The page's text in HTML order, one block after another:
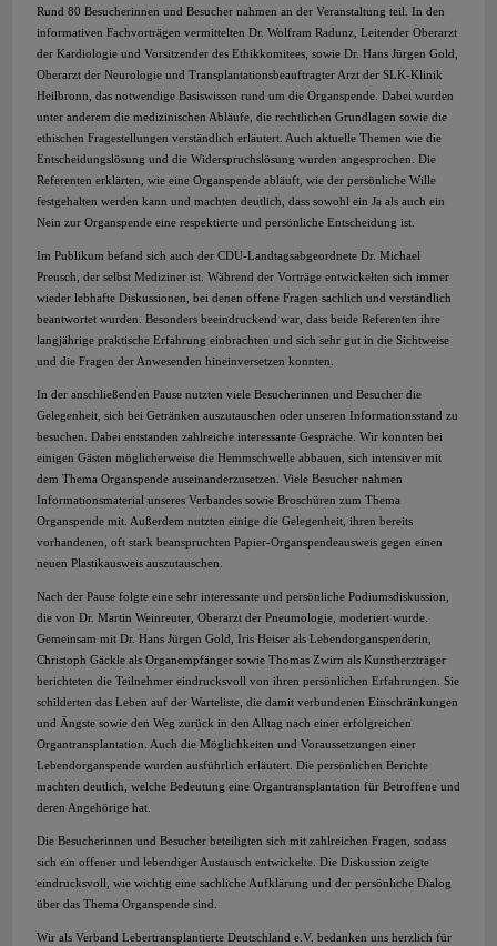
Rund 80 Besucherinnen und Besucher nahmen an der Veranstaltung teil. In den
informativen Fachvorträgen vermittelten Dr. Wolfram Radunz, Leitender Oberarzt
der Kardiologie und Vorsitzender des Ethikkomitees, sowie Dr. Hans Jürgen Gold,
Oberarzt der Neurologie und Transplantationsbeauftragter Arzt der SLK-Klinik
Heilbronn, das notwendige Basiswissen rund um die Organspende. Dabei wurden
unter anderem die medizinischen Abläufe, die rechtlichen Grundlagen sowie die
ethischen Fragestellungen verständlich erläutert. Auch aktuelle Themen wie die
Entscheidungslösung und die Widerspruchslösung wurden angesprochen. Die
Referenten erklärten, wie eine Organspende abläuft, wie der persönliche Wille
festgehalten werden kann und machten deutlich, dass sowohl ein Ja als auch ein
Nein zur Organspende eine respektierte und persönliche Entscheidung ist.
Im Publikum befand sich auch der CDU-Landtagsabgeordnete Dr. Michael
Preusch, der selbst Mediziner ist. Während der Vorträge entwickelten sich immer
wieder lebhafte Diskussionen, bei denen offene Fragen sachlich und verständlich
beantwortet wurden. Besonders beeindruckend war, dass beide Referenten ihre
langjährige praktische Erfahrung einbrachten und sich sehr gut in die Sichtweise
und die Fragen der Anwesenden hineinversetzen konnten.
In der anschließenden Pause nutzten viele Besucherinnen und Besucher die
Gelegenheit, sich bei Getränken auszutauschen oder unseren Informationsstand zu
besuchen. Dabei entstanden zahlreiche interessante Gespräche. Wir konnten bei
einigen Gästen möglicherweise die Hemmschwelle abbauen, sich intensiver mit
dem Thema Organspende auseinanderzusetzen. Viele Besucher nahmen
Informationsmaterial unseres Verbandes sowie Broschüren zum Thema
Organspende mit. Außerdem nutzten einige die Gelegenheit, ihren bereits
vorhandenen, oft stark beanspruchten Papier-Organspendeausweis gegen einen
neuen Plastikausweis auszutauschen.
Nach der Pause folgte eine sehr interessante und persönliche Podiumsdiskussion,
die von Dr. Martin Weinreuter, Oberarzt der Pneumologie, moderiert wurde.
Gemeinsam mit Dr. Hans Jürgen Gold, Iris Heiser als Lebendorganspenderin,
Christoph Gäckle als Organempfänger sowie Thomas Zwirn als Kunstherzträger
berichteten die Teilnehmer eindrucksvoll von ihren persönlichen Erfahrungen. Sie
schilderten das Leben auf der Warteliste, die damit verbundenen Einschränkungen
und Ängste sowie den Weg zurück in den Alltag nach einer erfolgreichen
Organtransplantation. Auch die Möglichkeiten und Voraussetzungen einer
Lebendorganspende wurden ausführlich erläutert. Die persönlichen Berichte
machten deutlich, welche Bedeutung eine Organtransplantation für Betroffene und
deren Angehörige hat.
Die Besucherinnen und Besucher beteiligten sich mit zahlreichen Fragen, sodass
sich ein offener und lebendiger Austausch entwickelte. Die Diskussion zeigte
eindrucksvoll, wie wichtig eine sachliche Aufklärung und der persönliche Dialog
über das Thema Organspende sind.
Wir als Verband Lebertransplantierte Deutschland e.V. bedanken uns herzlich für